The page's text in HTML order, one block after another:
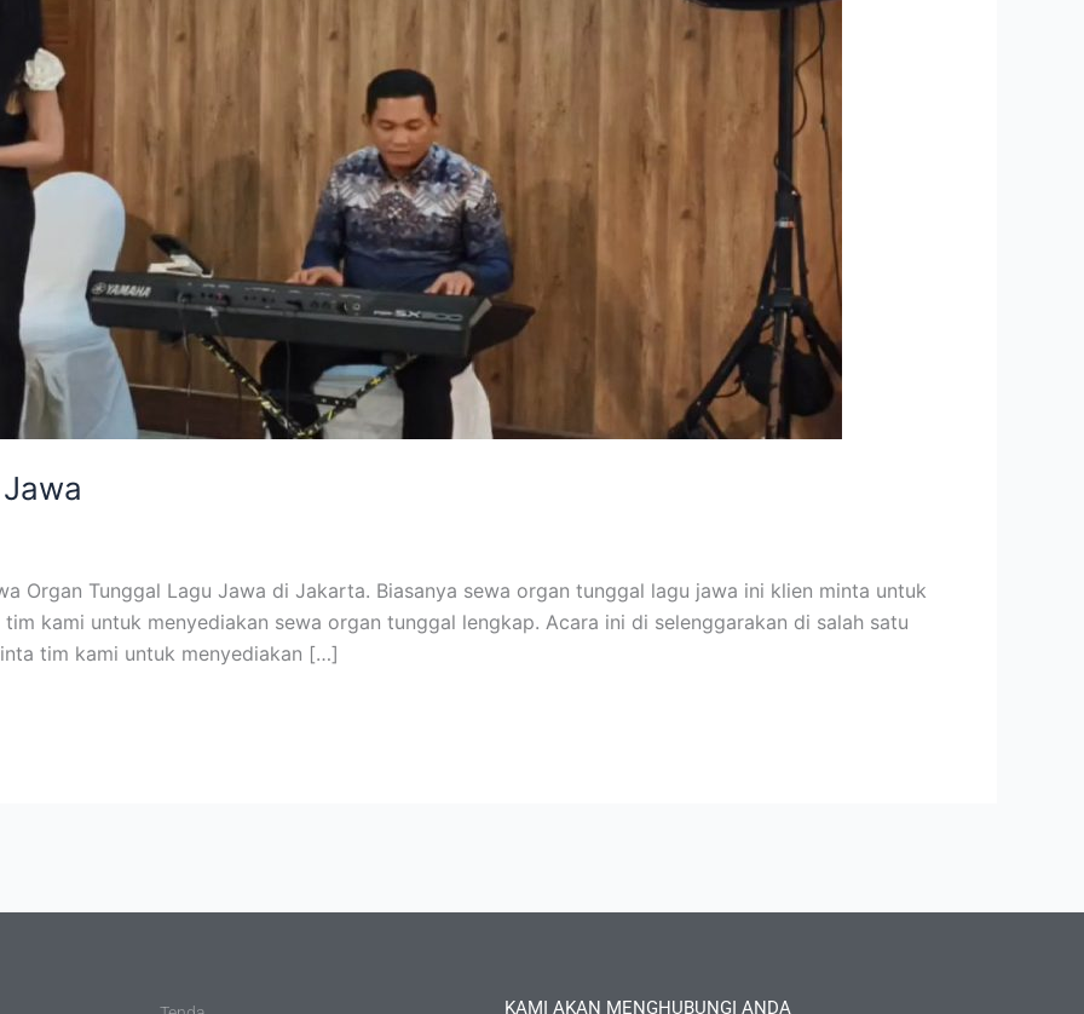
Organ Tunggal Lagu Jawa di Jakarta. Biasanya sewa organ tunggal lagu jawa ini klien minta untuk
kami untuk menyediakan sewa organ tunggal lengkap. Acara ini di selenggarakan di salah satu
tim kami untuk menyediakan […]
KAMI AKAN MENGHUBUNGI ANDA